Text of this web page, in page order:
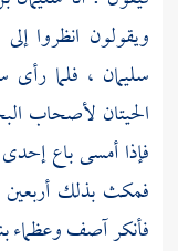
ويقولون انظروا
سليمان ، فلما رأى
الحيتان لأصحاب
فإذا أمسى باع
فمكث بذلك
فأنكرآصفوعظماء